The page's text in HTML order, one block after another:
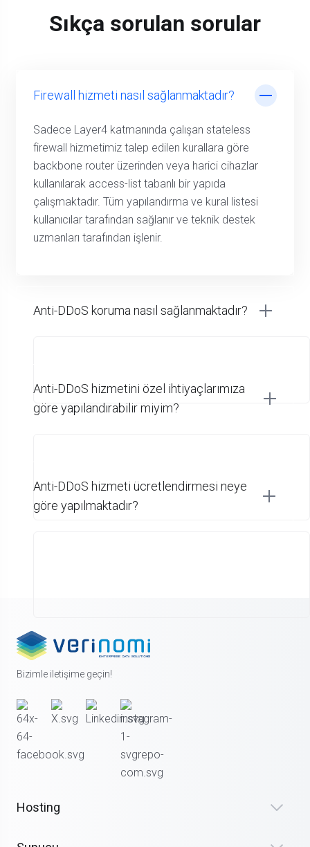
Sıkça sorulan sorular
Firewall hizmeti nasıl sağlanmaktadır?
Sadece Layer4 katmanında çalışan stateless
firewall hizmetimiz talep edilen kurallara göre
backbone router üzerinden veya harici cihazlar
kullanılarak access-list tabanlı bir yapıda
çalışmaktadır. Tüm yapılandırma ve kural listesi
kullanıcılar tarafından sağlanır ve teknik destek
uzmanları tarafından işlenir.
Anti-DDoS koruma nasıl sağlanmaktadır?
Anti-DDoS hizmetini özel ihtiyaçlarımıza
göre yapılandırabilir miyim?
Anti-DDoS hizmeti ücretlendirmesi neye
göre yapılmaktadır?
Bizimle iletişime geçin!
Hosting